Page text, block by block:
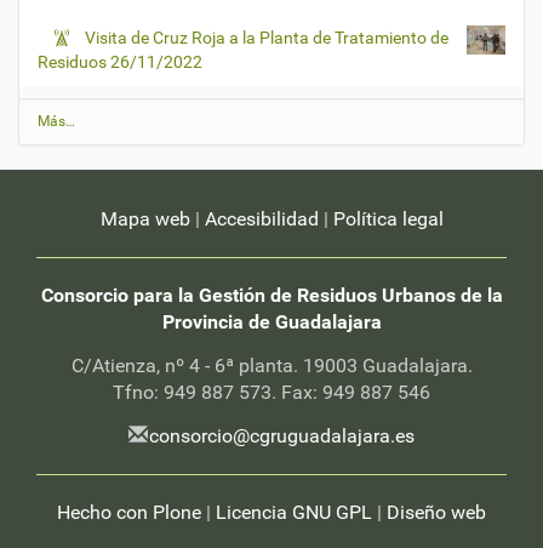
Visita de Cruz Roja a la Planta de Tratamiento de
Residuos26/11/2022
Ú
n
Más…
Mapa web| Accesibilidad | Política legal
Consorcio para la Gestión de Residuos Urbanos de la
Provincia de Guadalajara
C/Atienza, nº 4 - 6ª planta. 19003 Guadalajara.
Tfno: 949 887 573. Fax: 949 887 546
consorcio@cgruguadalajara.es
Hecho con Plone | Licencia GNU GPL | Diseño web